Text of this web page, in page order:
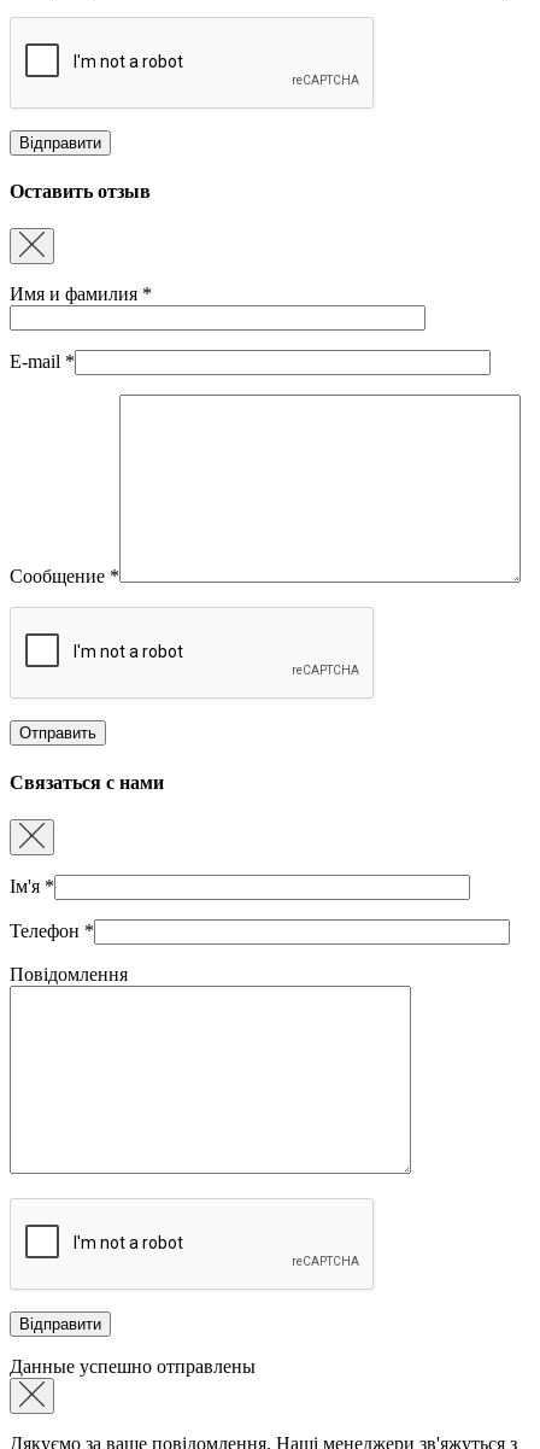
Оставить отзыв
Имя и фамилия *
E-mail *
Сообщение *
Связаться с нами
Ім'я *
Телефон *
Повідомлення
Данные успешно отправлены
Дякуємо за ваше повідомлення. Наші менеджери зв'яжуться з